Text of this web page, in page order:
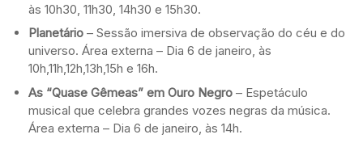
às 10h30, 11h30, 14h30 e 15h30.
Planetário – Sessão imersiva de observação do céu e do
universo. Área externa – Dia 6 de janeiro, às
10h,11h,12h,13h,15h e 16h.
As “Quase Gêmeas” em Ouro Negro – Espetáculo
musical que celebra grandes vozes negras da música.
Área externa – Dia 6 de janeiro, às 14h.